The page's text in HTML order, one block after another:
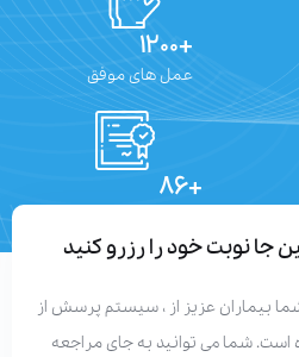
عمل های موفق
خود را رزرو کنید
عزیز از ، سیستم پرسش از
می توانید به جای مراجعه